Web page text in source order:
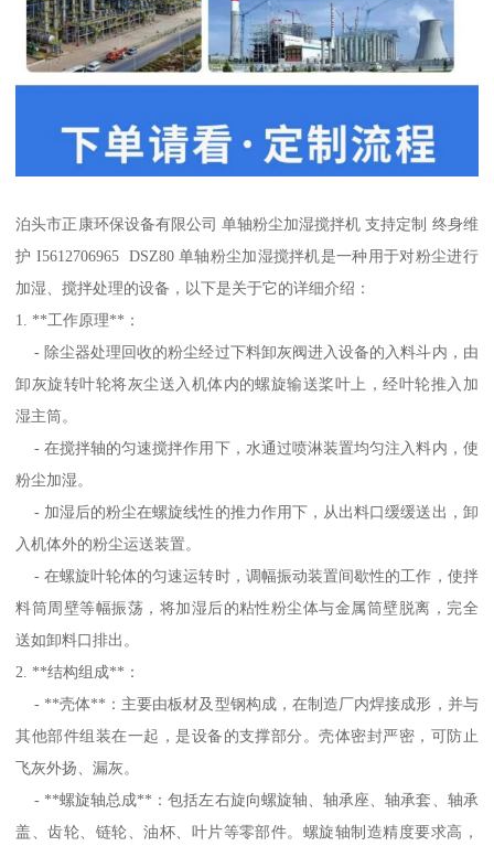
泊头市正康环保设备有限公司 单轴粉尘加湿搅拌机 支持定制 终身维
护 I5612706965 DSZ80 单轴粉尘加湿搅拌机是一种用于对粉尘进行
加湿、搅拌处理的设备，以下是关于它的详细介绍：
1. **工作原理**：
- 除尘器处理回收的粉尘经过下料卸灰阀进入设备的入料斗内，由
卸灰旋转叶轮将灰尘送入机体内的螺旋输送桨叶上，经叶轮推入加
湿主筒。
- 在搅拌轴的匀速搅拌作用下，水通过喷淋装置均匀注入料内，使
粉尘加湿。
- 加湿后的粉尘在螺旋线性的推力作用下，从出料口缓缓送出，卸
入机体外的粉尘运送装置。
- 在螺旋叶轮体的匀速运转时，调幅振动装置间歇性的工作，使拌
料筒周壁等幅振荡，将加湿后的粘性粉尘体与金属筒壁脱离，完全
送如卸料口排出。
2. **结构组成**：
- **壳体**：主要由板材及型钢构成，在制造厂内焊接成形，并与
其他部件组装在一起，是设备的支撑部分。壳体密封严密，可防止
飞灰外扬、漏灰。
- **螺旋轴总成**：包括左右旋向螺旋轴、轴承座、轴承套、轴承
盖、齿轮、链轮、油杯、叶片等零部件。螺旋轴制造精度要求高，